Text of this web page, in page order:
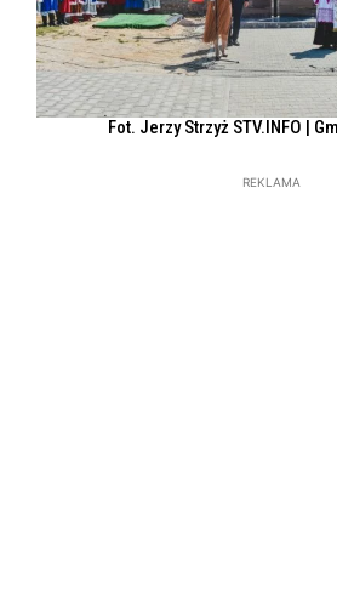
Fot. Jerzy Strzyż STV.INFO |
REKLAMA